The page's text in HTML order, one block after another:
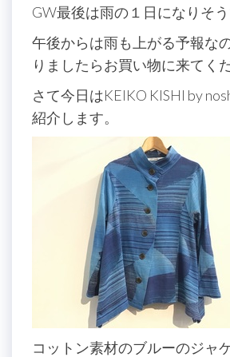
GW最後は雨の１日になりそ
午後からは雨も上がる予報な
りましたらお買い物に来てく
さて今日はKEIKO KISHI by
紹介します。
コットン素材のブルーのジャケ